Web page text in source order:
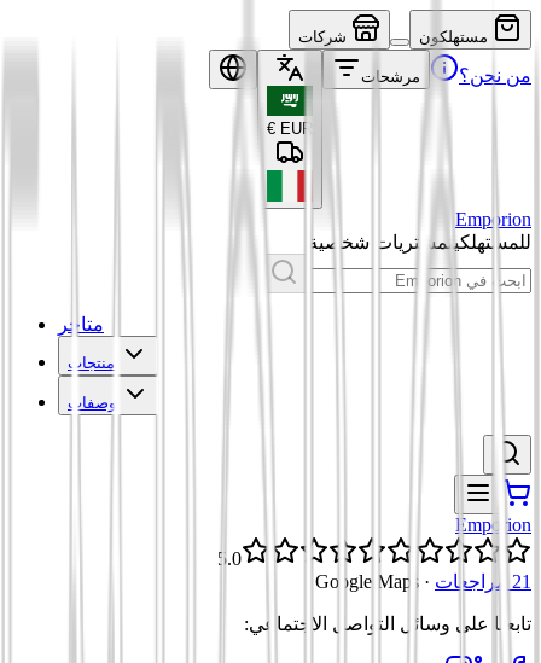
مستهلكون شركات
من نحن؟ مرشحات
EUR
€
Emporion
للمستهلكينمشتريات شخصية
متاجر
منتجات
وصفات
Emporion
5.0
21 مراجعات
·
Google Maps
تابعنا على وسائل التواصل الاجتماعي: